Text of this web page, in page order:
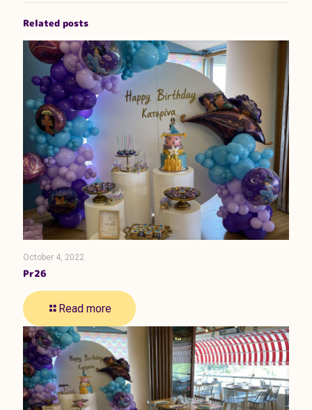
Related posts
October 4, 2022
Pr26
Read more